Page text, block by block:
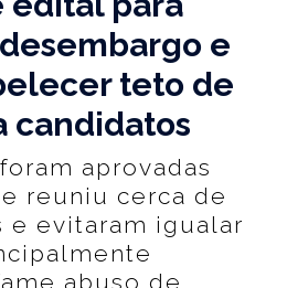
e
teto de
candidatos
aprovadas
reuniu cerca de
e evitaram igualar
abuso de